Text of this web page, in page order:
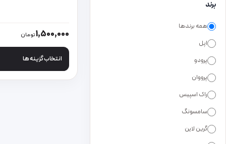
برند
همه برندها
اپل
پرودو
پرووان
راک اسپیس
سامسونگ
گرین لاین
1,500,000تومان
انتخاب گزینه ها
این محصول دارای